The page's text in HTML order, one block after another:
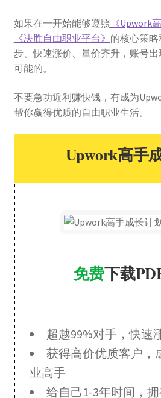
如果在一开始能够遵照 《Upwork
《决胜自由职业平台》 的核心策
步、快速涨价、量价齐升，账号
可能的。
不要急功近利赚快钱，有成为
帮你赢得优质的自由职业生活。
Upwork高手
免费下载
超越99%对手，快速
获得高价优质客户，
业高手
给自己1-3年时间，